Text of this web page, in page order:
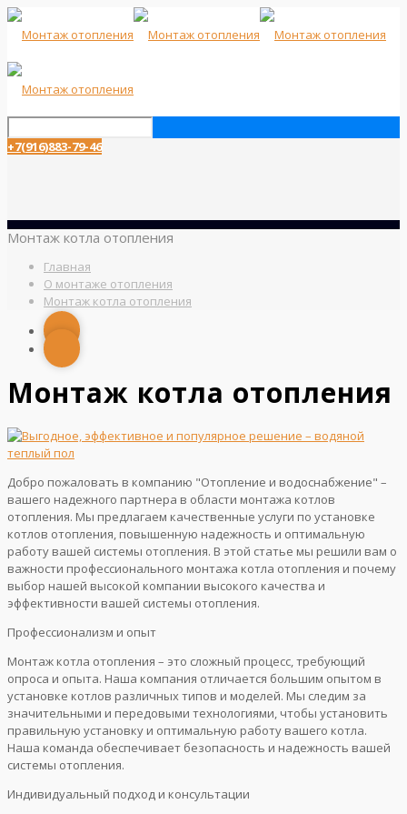
+7(916)883-79-46
Монтаж котла отопления
Главная
О монтаже отопления
Монтаж котла отопления
Монтаж котла отопления
Добро пожаловать в компанию "Отопление и водоснабжение" –
вашего надежного партнера в области монтажа котлов
отопления. Мы предлагаем качественные услуги по установке
котлов отопления, повышенную надежность и оптимальную
работу вашей системы отопления. В этой статье мы решили вам о
важности профессионального монтажа котла отопления и почему
выбор нашей высокой компании высокого качества и
эффективности вашей системы отопления.
Профессионализм и опыт
Монтаж котла отопления – это сложный процесс, требующий
опроса и опыта. Наша компания отличается большим опытом в
установке котлов различных типов и моделей. Мы следим за
значительными и передовыми технологиями, чтобы установить
правильную установку и оптимальную работу вашего котла.
Наша команда обеспечивает безопасность и надежность вашей
системы отопления.
Индивидуальный подход и консультации